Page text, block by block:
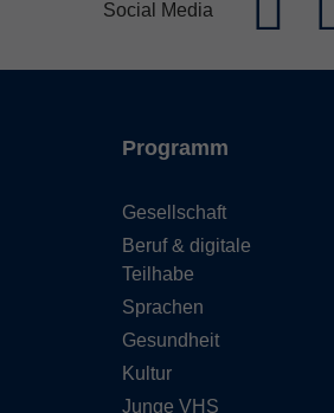
Social Media
Programm
Gesellschaft
Beruf & digitale
Teilhabe
Sprachen
Gesundheit
Kultur
Junge VHS